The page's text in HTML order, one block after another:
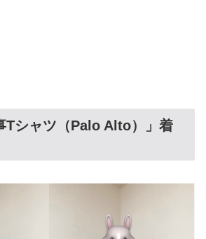
Tシャツ（Palo Alto）」着